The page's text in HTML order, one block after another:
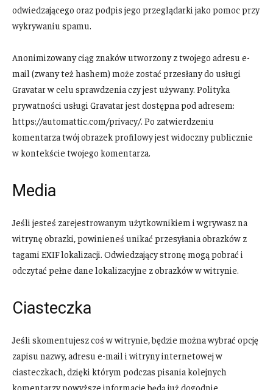
odwiedzającego oraz podpis jego przeglądarki jako pomoc przy
wykrywaniu spamu.
Anonimizowany ciąg znaków utworzony z twojego adresu e-
mail (zwany też hashem) może zostać przesłany do usługi
Gravatar w celu sprawdzenia czy jest używany. Polityka
prywatności usługi Gravatar jest dostępna pod adresem:
https://automattic.com/privacy/. Po zatwierdzeniu
komentarza twój obrazek profilowy jest widoczny publicznie
w kontekście twojego komentarza.
Media
Jeśli jesteś zarejestrowanym użytkownikiem i wgrywasz na
witrynę obrazki, powinieneś unikać przesyłania obrazków z
tagami EXIF lokalizacji. Odwiedzający stronę mogą pobrać i
odczytać pełne dane lokalizacyjne z obrazków w witrynie.
Ciasteczka
Jeśli skomentujesz coś w witrynie, będzie można wybrać opcję
zapisu nazwy, adresu e-mail i witryny internetowej w
ciasteczkach, dzięki którym podczas pisania kolejnych
komentarzy powyższe informacje będą już dogodnie